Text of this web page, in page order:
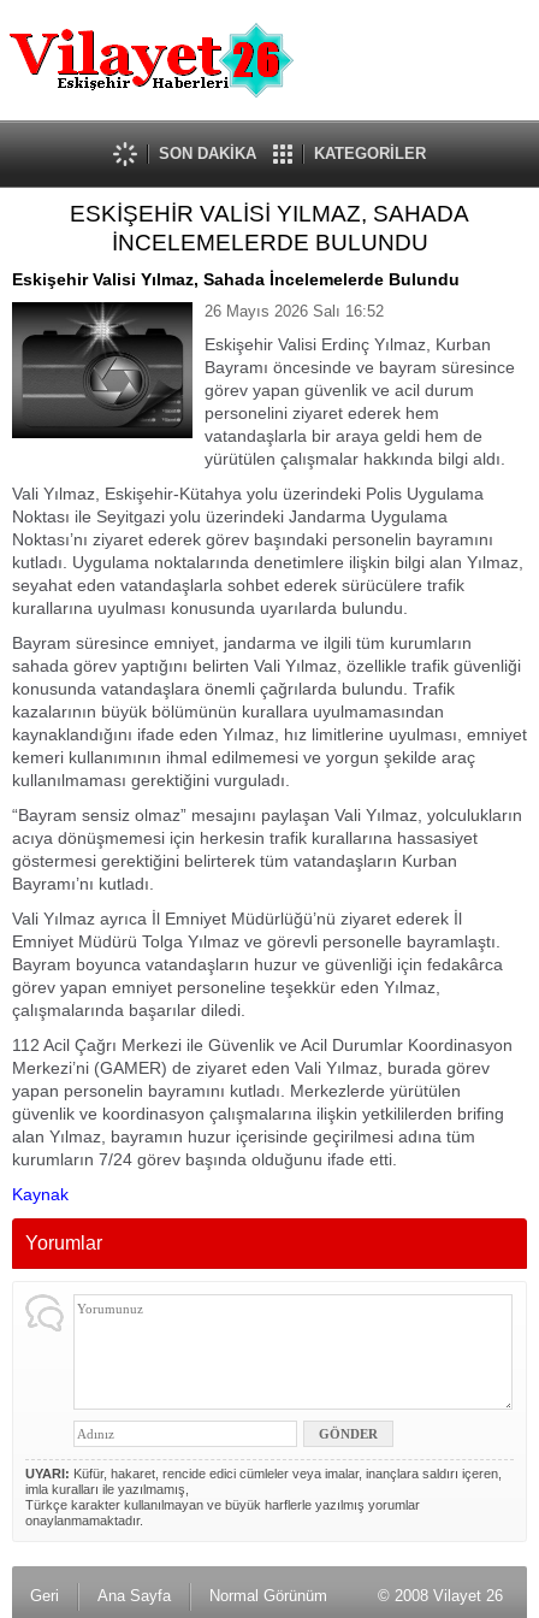
Güncel
Ekonomi
Politika
Eğitim
Spor
Kültür-Sanat
Röportaj
Tanıtım Yazısı
SON DAKİKA KATEGORİLER
ESKİŞEHİR VALİSİ YILMAZ, SAHADA
İNCELEMELERDE BULUNDU
Eskişehir Valisi Yılmaz, Sahada İncelemelerde Bulundu
26 Mayıs 2026 Salı 16:52
Eskişehir Valisi Erdinç Yılmaz , Kurban
Bayramı öncesinde ve bayram süresince
görev yapan güvenlik ve acil durum
personelini ziyaret ederek hem
vatandaşlarla bir araya geldi hem de
yürütülen çalışmalar hakkında bilgi aldı.
Vali Yılmaz, Eskişehir-Kütahya yolu üzerindeki Polis Uygulama
Noktası ile Seyitgazi yolu üzerindeki Jandarma Uygulama
Noktası’nı ziyaret ederek görev başındaki personelin bayramını
kutladı. Uygulama noktalarında denetimlere ilişkin bilgi alan Yılmaz,
seyahat eden vatandaşlarla sohbet ederek sürücülere trafik
kurallarına uyulması konusunda uyarılarda bulundu.
Bayram süresince emniyet, jandarma ve ilgili tüm kurumların
sahada görev yaptığını belirten Vali Yılmaz, özellikle trafik güvenliği
konusunda vatandaşlara önemli çağrılarda bulundu. Trafik
kazalarının büyük bölümünün kurallara uyulmamasından
kaynaklandığını ifade eden Yılmaz, hız limitlerine uyulması, emniyet
kemeri kullanımının ihmal edilmemesi ve yorgun şekilde araç
kullanılmaması gerektiğini vurguladı.
“Bayram sensiz olmaz” mesajını paylaşan Vali Yılmaz, yolculukların
acıya dönüşmemesi için herkesin trafik kurallarına hassasiyet
göstermesi gerektiğini belirterek tüm vatandaşların Kurban
Bayramı’nı kutladı.
Vali Yılmaz ayrıca İl Emniyet Müdürlüğü’nü ziyaret ederek İl
Emniyet Müdürü Tolga Yılmaz ve görevli personelle bayramlaştı.
Bayram boyunca vatandaşların huzur ve güvenliği için fedakârca
görev yapan emniyet personeline teşekkür eden Yılmaz,
çalışmalarında başarılar diledi.
112 Acil Çağrı Merkezi ile Güvenlik ve Acil Durumlar Koordinasyon
Merkezi’ni (GAMER) de ziyaret eden Vali Yılmaz, burada görev
yapan personelin bayramını kutladı. Merkezlerde yürütülen
güvenlik ve koordinasyon çalışmalarına ilişkin yetkililerden brifing
alan Yılmaz, bayramın huzur içerisinde geçirilmesi adına tüm
kurumların 7/24 görev başında olduğunu ifade etti.
Kaynak
Yorumlar
UYARI: Küfür, hakaret, rencide edici cümleler veya imalar, inançlara saldırı içeren,
imla kuralları ile yazılmamış,
Türkçe karakter kullanılmayan ve büyük harflerle yazılmış yorumlar
onaylanmamaktadır.
Geri Ana Sayfa Normal Görünüm © 2008 Vilayet 26